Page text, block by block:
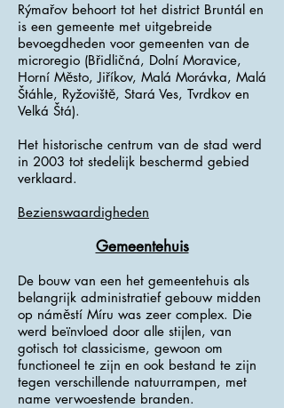
Rýmařov behoort tot het district Bruntál en
is een gemeente met uitgebreide
bevoegdheden voor gemeenten van de
microregio (Břidličná, Dolní Moravice,
Horní Město, Jiříkov, Malá Morávka, Malá
Štáhle, Ryžoviště, Stará Ves, Tvrdkov en
Velká Štá).
Het historische centrum van de stad werd
in 2003 tot stedelijk beschermd gebied
verklaard.
Bezienswaardigheden
Gemeentehuis
De bouw van een het gemeentehuis als
belangrijk administratief gebouw midden
op náměstí Míru was zeer complex. Die
werd beïnvloed door alle stijlen, van
gotisch tot classicisme, gewoon om
functioneel te zijn en ook bestand te zijn
tegen verschillende natuurrampen, met
name verwoestende branden.